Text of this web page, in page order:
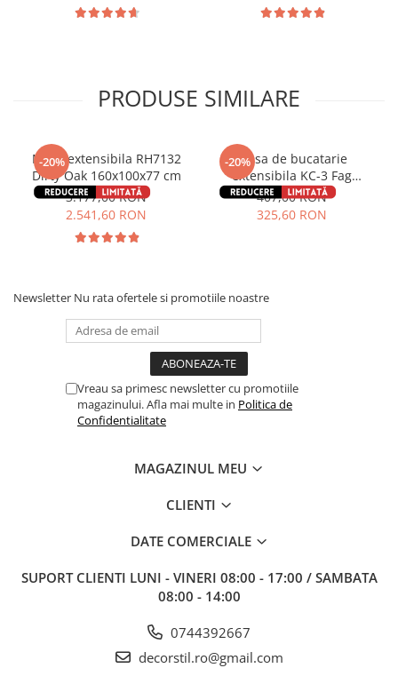
PRODUSE SIMILARE
-20%
Masa extensibila RH7132
Dirty Oak 160x100x77 cm
3.177,00 RON
2.541,60 RON
-20%Masa de bucatarie
extensibila KC-3 Fag
90x59x74 cm
407,00 RON
325,60 RON
Newsletter Nu rata ofertele si promotiile noastre
Vreau sa primesc newsletter cu promotiile
magazinului. Afla mai multe in Politica de
Confidentialitate
MAGAZINUL MEU
CLIENTI
DATE COMERCIALE
SUPORT CLIENTI LUNI - VINERI 08:00 - 17:00 / SAMBATA
08:00 - 14:00
0744392667
decorstil.ro@gmail.com